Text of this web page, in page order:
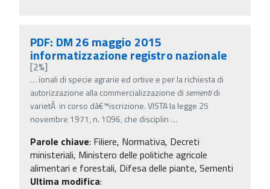
PDF: DM 26 maggio 2015
informatizzazione registro nazionale
[2%]
… ionali di specie agrarie ed ortive e per la richiesta di
autorizzazione alla commercializzazione di sementidi
varietÃ in corso dâ€™iscrizione. VISTA la legge 25
novembre 1971, n. 1096, che disciplin …
Parole chiave: Filiere, Normativa, Decreti
ministeriali, Ministero delle politiche agricole
alimentari e forestali, Difesa delle piante, Sementi
Ultima modifica: